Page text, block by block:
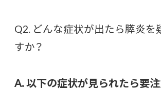
Q2. どんな症状が出たら膵炎を
すか？
A. 以下の症状が見られたら要注